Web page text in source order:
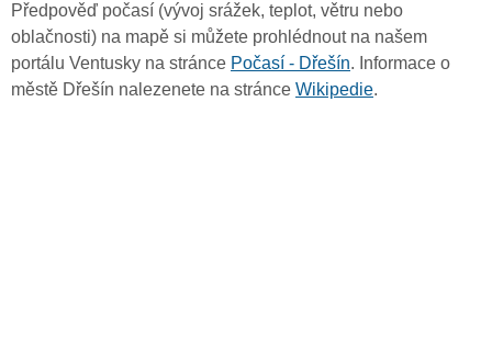
Předpověď počasí (vývoj srážek, teplot, větru nebo
oblačnosti) na mapě si můžete prohlédnout na našem
portálu Ventusky na stránce Počasí - Dřešín. Informace o
městě Dřešín nalezenete na stránce Wikipedie.